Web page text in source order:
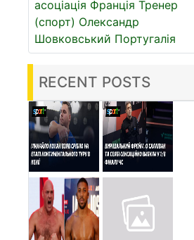
асоціація Франція Тренер
(спорт) Олександр
Шовковський Португалія
RECENT POSTS